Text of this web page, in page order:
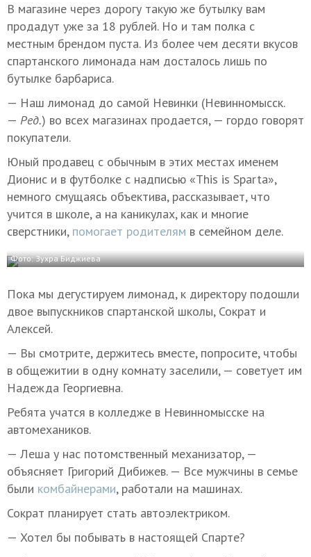
В магазине через дорогу такую же бутылку вам
продадут уже за 18 рублей. Но и там полка с
местным брендом пуста. Из более чем десяти вкусов
спартанского лимонада нам досталось лишь по
бутылке барбариса.
— Наш лимонад до самой Невинки (Невинномысск.
— Ред.) во всех магазинах продается, — гордо говорят
покупатели.
Юный продавец с обычным в этих местах именем
Дионис и в футболке с надписью «This is Sparta»,
немного смущаясь объектива, рассказывает, что
учится в школе, а на каникулах, как и многие
сверстники,помогает родителям в семейном деле.
Фото: Зухра Биджиева
Пока мы дегустируем лимонад, к директору подошли
двое выпускников спартанской школы, Сократ и
Алексей.
— Вы смотрите, держитесь вместе, попросите, чтобы
в общежитии в одну комнату заселили, — советует им
Надежда Георгиевна.
Ребята учатся в колледже в Невинномысске на
автомехаников.
— Леша у нас потомственный механизатор, —
объясняет Григорий Дибижев. — Все мужчины в семье
были комбайнерами, работали на машинах.
Сократ планирует стать автоэлектриком.
— Хотел бы побывать в настоящей Спарте?